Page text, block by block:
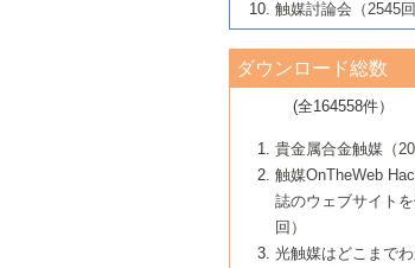
B号 第117回触媒討論会（
立大学）
B号 第115回触媒討論会（
B号 第113回触媒討論会（
ールホテル豊橋）
6号 ナノ空間─吸着状態解析
B号 第111回触媒討論会（
6号 グラフェン
7号 水素を利用する化成品合
合成
6号 新しい固体酸触媒技術
7号 ゼオライト合成における
計による触媒の高機能化
5号 触媒を有効に使うための
7号 有機分子触媒による精密
8号 高機能化ポリオレフィン
触媒の最近の進展
4号 水素社会の実現に向けた
蔵技術の進歩
5号 CO2が関わる触媒・材料
7号 持続可能社会実現のため
触媒関連技術
2号 第101回触媒討論会
4号 錯体を利用したユニーク
構築と機能
5号 若手会員による触媒研究
企業編
6号 第102回触媒討論会
7号 触媒・化学反応における
2号 第99回触媒討論会
3号 実用的ファインケミカル
を実現する触媒
5号 こんな物質，あんな物質
の可能性―
7号 『結晶の化学』を活か
1号 固体酸触媒の最近の進歩
2号 第97回触媒討論会
3号 リビング重合触媒の最近
5号 水素製造・貯蔵のため
しい展開
6号 第98回触媒討論会
7号 基礎化学品製造の触媒技
1号 最近の触媒担体とその効果
2号 第95回触媒討論会
4号 水分解用光触媒材料
5号 時間分解分光の進歩と応
6号 第96回触媒討論会
▼46巻（2004年）
1号 部分酸化反応触媒の最前線
2号 第93回触媒討論会
3号 特殊エネルギー場の触媒
4号 生体内における金属の触
5号 ファインケミカルズの展
▼45巻（2003年）
1号 なぜこの触媒が良いのか
2号 第91回触媒討論会
3号 最近の自動車排ガス処理
4号 触媒研究の現状と将来─
▼44巻（2002年）
1号 高次制御された触媒の化
2号 第89回触媒討論会
3号 触媒を利用した電気化学
▼43巻（2001年）
1号 グリーンケミストリーと
2号 第87回触媒討論会特集号
▼42巻（2000年）
1号 触媒反応工学の明日を拓
▼41巻（1999年）
触媒討論会（2545回
ダウンロード総数
(全164558件）
貴金属合金触媒（
触媒OnTheWeb
誌のウェブサイト
回）
光触媒はどこまで